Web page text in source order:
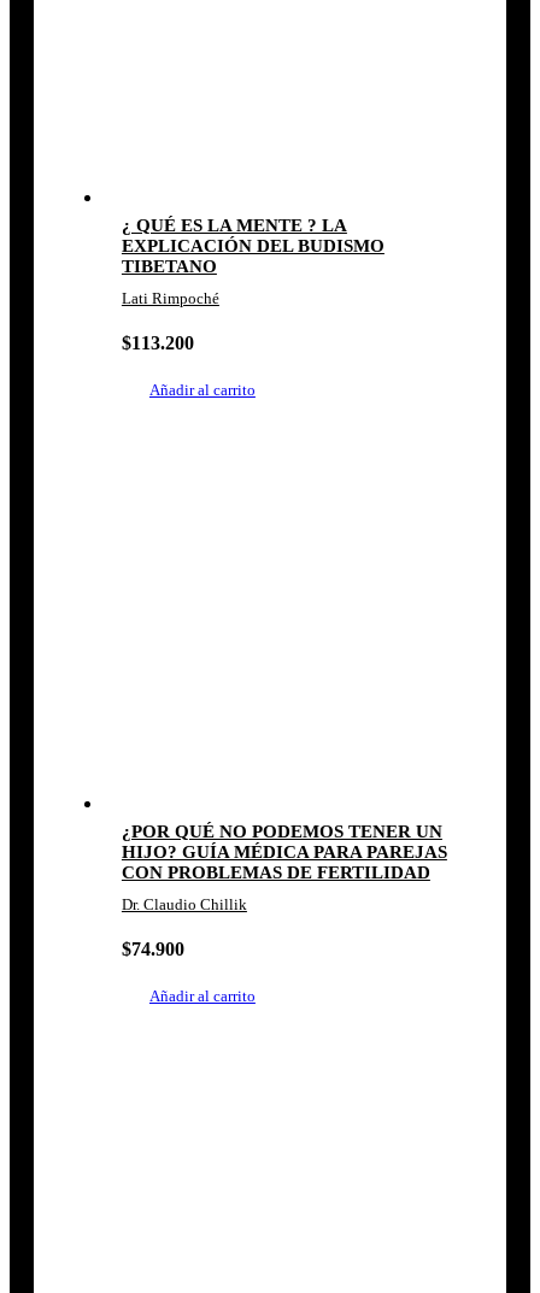
¿ QUÉ ES LA MENTE ? LA
EXPLICACIÓN DEL BUDISMO
TIBETANO
Lati Rimpoché
$113.200
Añadir al carrito
¿POR QUÉ NO PODEMOS TENER UN
HIJO? GUÍA MÉDICA PARA PAREJAS
CON PROBLEMAS DE FERTILIDAD
Dr. Claudio Chillik
$74.900
Añadir al carrito